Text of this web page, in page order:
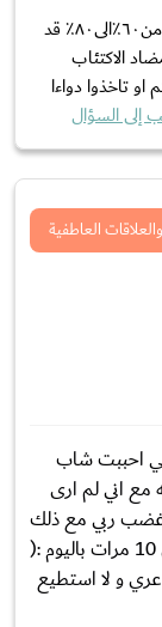
نعم هذه الادوية تفيد الوسواس اكثر ولكن من٦٠٪‏الى٨٠٪‏ قد
الاكتئاب
تاخذوا دواءا
إلى السؤال
العاطفية
احببت شاب
اني لم ارى
اغضب ربي مع ذلك
لا استطيع منع نفسي من تفقد حسابه اكثر من 10 مرات باليوم :(
و لا استطيع